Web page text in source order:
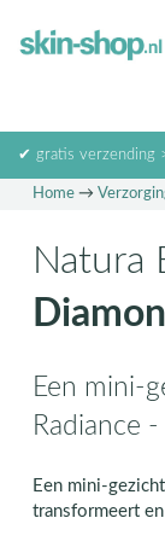
✔ gratis verzending
Home→
Natura
Een mini-
Radiance
Een mini-
transformeert